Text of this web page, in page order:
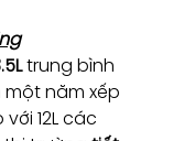
trung bình
một năm xếp
12L các